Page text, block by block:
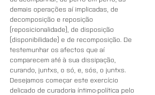
demais operações aí implicadas, de
decomposição e reposição
(reposicionalidade), de disposição
(disponibilidade) e de recomposição. De
testemunhar os afectos que aí
comparecem até à sua dissipação,
curando, juntxs, o só, e, sós, o juntxs.
Desejamos começar este exercício
delicado de curadoria íntimo-política pelo